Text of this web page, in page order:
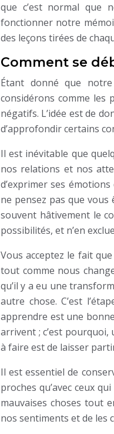
que c’est normal que
fonctionner notre
des leçons tirées de
Comment se
Étant donné que
considérons comme
négatifs. L’idée est de
d’approfondir certains
Il est inévitable que
nos relations et nos
d’exprimer ses
ne pensez pas que
souvent hâtivement le
possibilités, et n’en
Vous acceptez le fait
tout comme nous
qu’il y a eu une
autre chose. C’est
apprendre est une
arrivent ; c’est pourquoi,
à faire est de laisser
Il est essentiel de
proches qu’avec ceux
mauvaises choses tout
nos sentiments et de les